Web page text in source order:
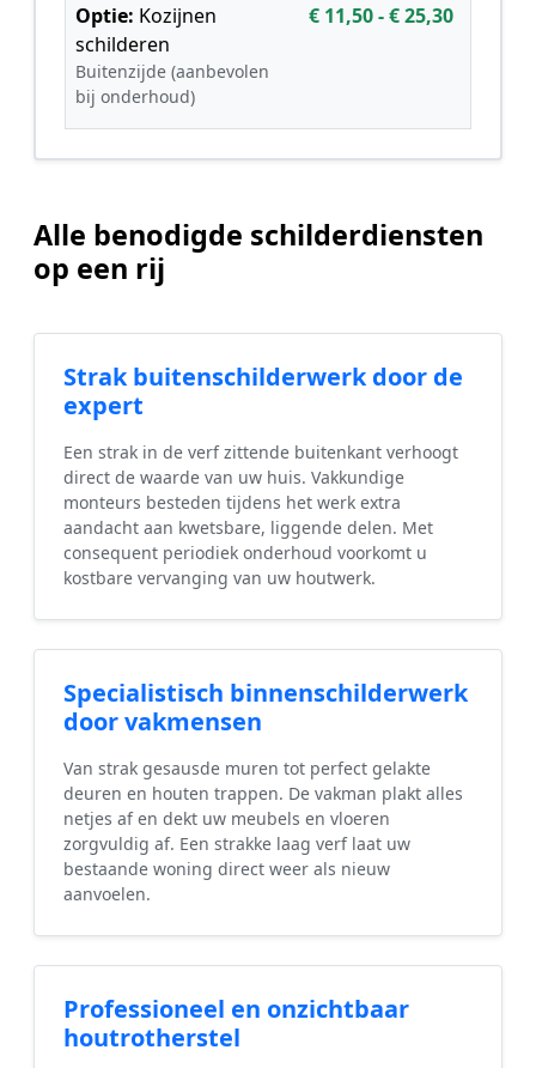
Optie: Kozijnen
schilderen
Buitenzijde (aanbevolen
bij onderhoud)
€ 11,50 - € 25,30
Alle benodigde schilderdiensten
op een rij
Strak buitenschilderwerk door de
expert
Een strak in de verf zittende buitenkant verhoogt
direct de waarde van uw huis. Vakkundige
monteurs besteden tijdens het werk extra
aandacht aan kwetsbare, liggende delen. Met
consequent periodiek onderhoud voorkomt u
kostbare vervanging van uw houtwerk.
Specialistisch binnenschilderwerk
door vakmensen
Van strak gesausde muren tot perfect gelakte
deuren en houten trappen. De vakman plakt alles
netjes af en dekt uw meubels en vloeren
zorgvuldig af. Een strakke laag verf laat uw
bestaande woning direct weer als nieuw
aanvoelen.
Professioneel en onzichtbaar
houtrotherstel